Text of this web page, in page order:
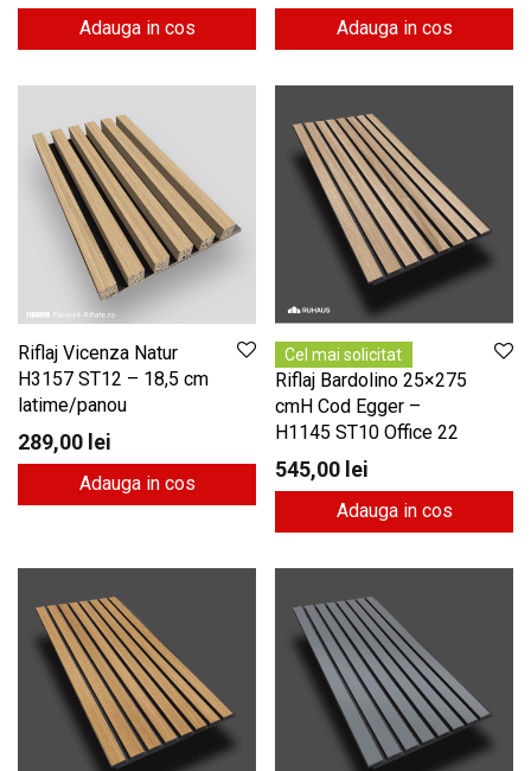
Adauga in cos Adauga in cos
Riflaj Vicenza Natur
H3157 ST12 – 18,5 cm
latime/panou
289,00 lei
Adauga in cos
Cel mai solicitat
Riflaj Bardolino 25×275
cmH Cod Egger –
H1145 ST10 Office 22
545,00 lei
Adauga in cos